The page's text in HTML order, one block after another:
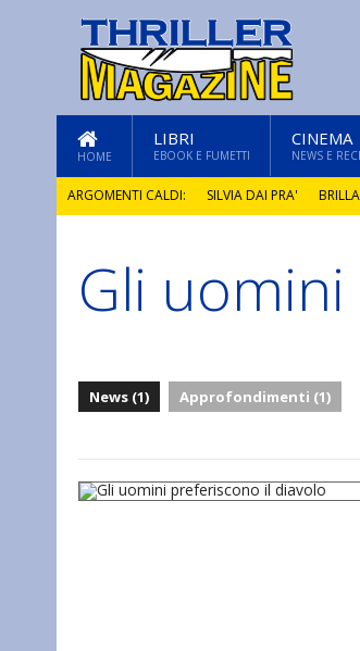
HOME
LIBRI
EBOOK E FUMETTI
CINEMA
NEWS E
ARGOMENTI CALDI: SILVIA DAI PRA'
GLI ANNI DI PIETRA
Gli
News (1) Approfondimenti (1)